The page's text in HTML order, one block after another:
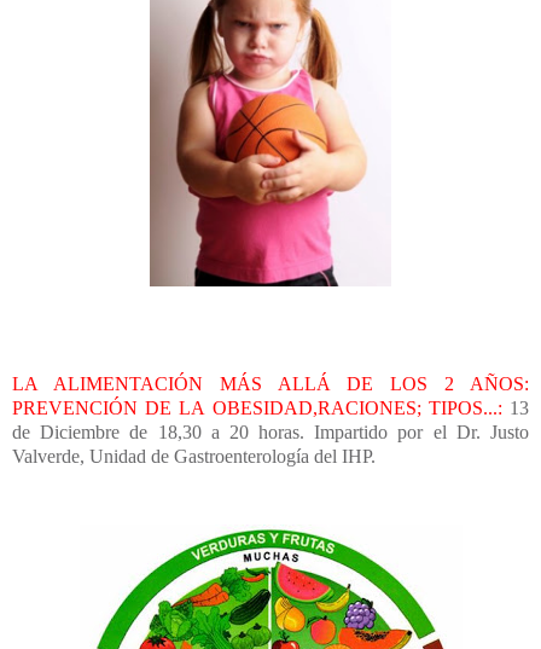
LA ALIMENTACIÓN MÁS ALLÁ DE LOS 2 AÑOS:
PREVENCIÓN DE LA OBESIDAD,RACIONES; TIPOS...: 13
de Diciembre de 18,30 a 20 horas. Impartido por el Dr. Justo
Valverde, Unidad de Gastroenterología del IHP.